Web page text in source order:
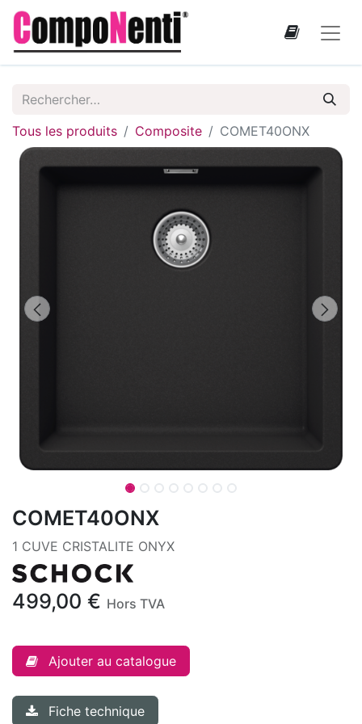
Tous les produits Composite COMET40ONX
COMET40ONX
1 CUVE CRISTALITE ONYX
499,00 € Hors TVA
Ajouter au catalogue
Fiche technique